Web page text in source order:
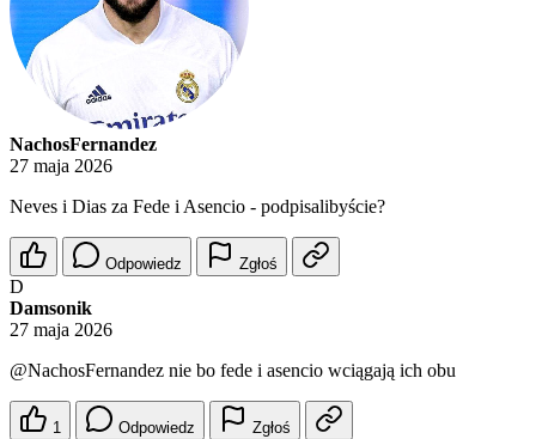
NachosFernandez
27 maja 2026
Neves i Dias za Fede i Asencio - podpisalibyście?
Odpowiedz Zgłoś
D
Damsonik
27 maja 2026
@NachosFernandez nie bo fede i asencio wciągają ich obu
1 Odpowiedz Zgłoś